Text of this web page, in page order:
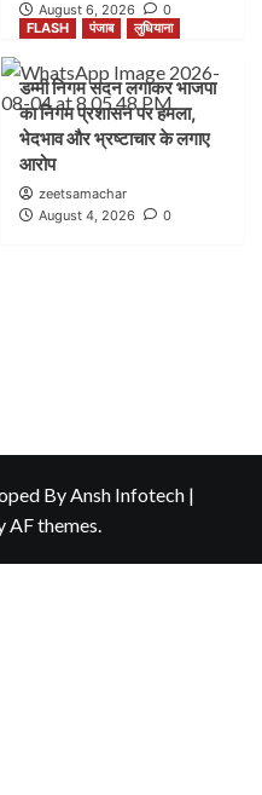
August 6, 2026
0
FLASH पंजाब लुधियाना
डम्मी निगम सदन लगाकर भाजपा
का निगम प्रशासन पर हमला,
भेदभाव और भ्रष्टाचार के लगाए
आरोप
zeetsamachar
August 4, 2026
0
By Ansh Infotech |
AF themes.